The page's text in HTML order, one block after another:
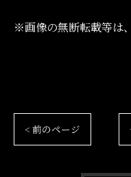
※画像の無断転載等は
< 前のページ